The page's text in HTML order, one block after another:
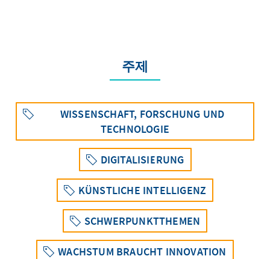
주제
WISSENSCHAFT, FORSCHUNG UND
TECHNOLOGIE
DIGITALISIERUNG
KÜNSTLICHE INTELLIGENZ
SCHWERPUNKTTHEMEN
WACHSTUM BRAUCHT INNOVATION